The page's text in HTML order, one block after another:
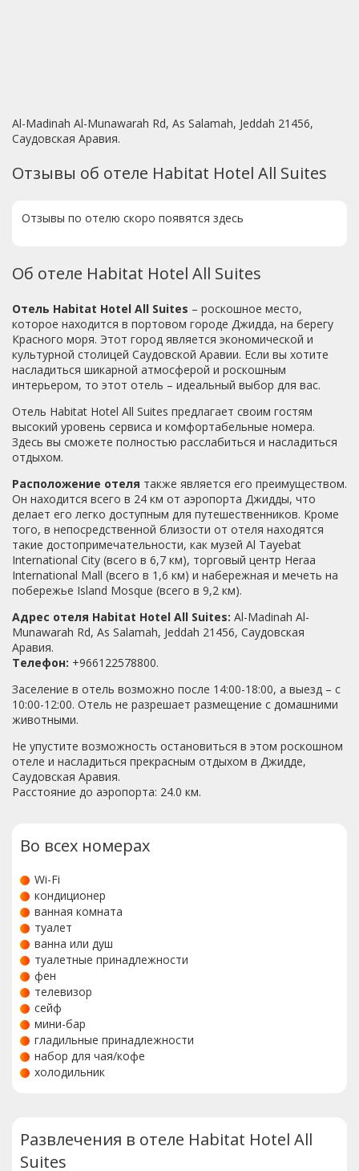
Al-Madinah Al-Munawarah Rd, As Salamah, Jeddah 21456,
Саудовская Аравия.
Отзывы об отеле Habitat Hotel All Suites
Отзывы по отелю скоро появятся здесь
Об отеле Habitat Hotel All Suites
Отель Habitat Hotel All Suites – роскошное место,
которое находится в портовом городе Джидда, на берегу
Красного моря. Этот город является экономической и
культурной столицей Саудовской Аравии. Если вы хотите
насладиться шикарной атмосферой и роскошным
интерьером, то этот отель – идеальный выбор для вас.
Отель Habitat Hotel All Suites предлагает своим гостям
высокий уровень сервиса и комфортабельные номера.
Здесь вы сможете полностью расслабиться и насладиться
отдыхом.
Расположение отеля также является его преимуществом.
Он находится всего в 24 км от аэропорта Джидды, что
делает его легко доступным для путешественников. Кроме
того, в непосредственной близости от отеля находятся
такие достопримечательности, как музей Al Tayebat
International City (всего в 6,7 км), торговый центр Heraa
International Mall (всего в 1,6 км) и набережная и мечеть на
побережье Island Mosque (всего в 9,2 км).
Адрес отеля Habitat Hotel All Suites: Al-Madinah Al-
Munawarah Rd, As Salamah, Jeddah 21456, Саудовская
Аравия.
Телефон: +966122578800.
Заселение в отель возможно после 14:00-18:00, а выезд – с
10:00-12:00. Отель не разрешает размещение с домашними
животными.
Не упустите возможность остановиться в этом роскошном
отеле и насладиться прекрасным отдыхом в Джидде,
Саудовская Аравия.
Расстояние до аэропорта: 24.0 км.
Во всех номерах
Wi-Fi
кондиционер
ванная комната
туалет
ванна или душ
туалетные принадлежности
фен
телевизор
сейф
мини-бар
гладильные принадлежности
набор для чая/кофе
холодильник
Развлечения в отеле Habitat Hotel All
Suites